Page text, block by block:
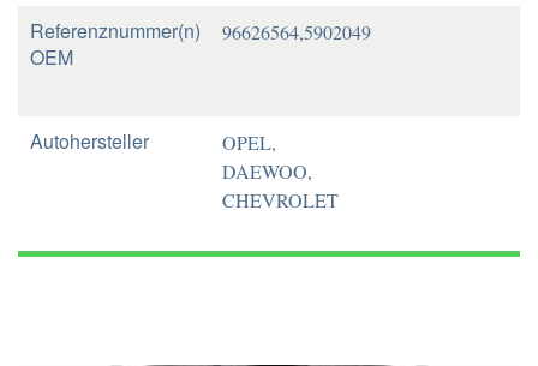
Referenznummer(n)
OEM
96626564,5902049
Autohersteller
OPEL,
DAEWOO,
CHEVROLET